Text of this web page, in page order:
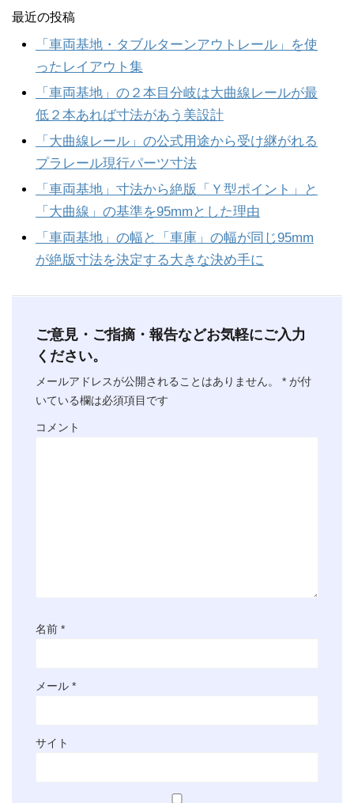
最近の投稿
「車両基地・タブルターンアウトレール」を使
ったレイアウト集
「車両基地」の２本目分岐は大曲線レールが最
低２本あれば寸法があう美設計
「大曲線レール」の公式用途から受け継がれる
プラレール現行パーツ寸法
「車両基地」寸法から絶版「Ｙ型ポイント」と
「大曲線」の基準を95mmとした理由
「車両基地」の幅と「車庫」の幅が同じ95mm
が絶版寸法を決定する大きな決め手に
ご意見・ご指摘・報告などお気軽にご入力
ください。
メールアドレスが公開されることはありません。 * が付
いている欄は必須項目です
コメント
名前 *
メール *
サイト